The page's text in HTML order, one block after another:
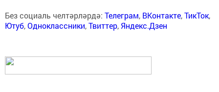
Без социаль челтәрләрдә: Телеграм, ВКонтакте,ТикТок,
Ютуб,Одноклассники,Твиттер, Яндекс.Дзен